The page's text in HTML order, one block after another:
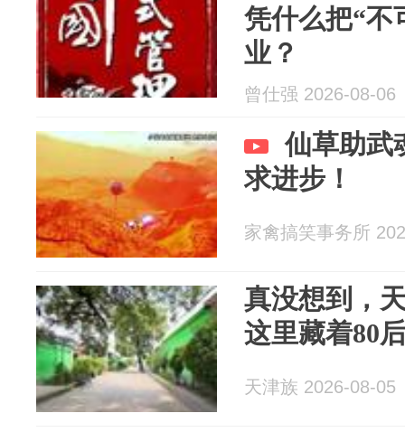
凭什么把“不
业？
曾仕强 2026-08-06
仙草助武
求进步！
家禽搞笑事务所
真没想到，
这里藏着80
天津族 2026-08-05